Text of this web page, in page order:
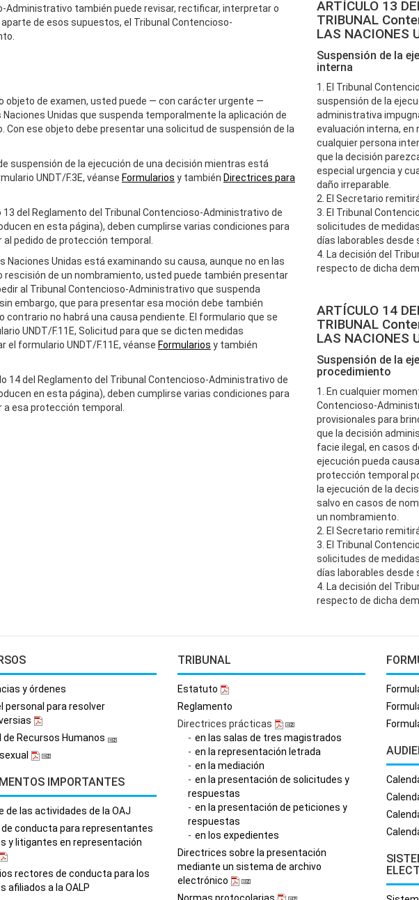
Administrativo también puede revisar, rectificar, interpretar o
de esos supuestos, el Tribunal Contencioso-
objeto de examen, usted puede — con carácter urgente —
Unidas que suspenda temporalmente la aplicación de
ese objeto debe presentar una solicitud de suspensión de la
suspensión de la ejecución de una decisión mientras está
UNDT/F.3E, véanse Formularios y también Directrices para
del Reglamento del Tribunal Contencioso-Administrativo de
en esta página), deben cumplirse varias condiciones para
pedido de protección temporal.
Unidas está examinando su causa, aunque no en las
de un nombramiento, usted puede también presentar
al Tribunal Contencioso-Administrativo que suspenda
embargo, que para presentar esa moción debe también
no habrá una causa pendiente. El formulario que se
UNDT/F.11E, Solicitud para que se dicten medidas
formulario UNDT/F.11E, véanse Formularios y también
14 del Reglamento del Tribunal Contencioso-Administrativo de
en esta página), deben cumplirse varias condiciones para
esa protección temporal.
ARTÍCULO 13
TRIBUNAL
LAS NACIONES
Suspensión de la
interna
1. El Tribunal
suspensión de la
administrativa
evaluación interna, en
cualquier persona
que la decisión
especial urgencia y
daño irreparable.
2. El Secretario
3. El Tribunal
solicitudes de
días laborables desde
4. La decisión del
respecto de dicha
ARTÍCULO 14
TRIBUNAL
LAS NACIONES
Suspensión de la
procedimiento
1. En cualquier
Contencioso-
provisionales para
que la decisión
facie ilegal, en casos
ejecución pueda
protección temporal
la ejecución de la
salvo en casos de
un nombramiento.
2. El Secretario
3. El Tribunal
solicitudes de
días laborables desde
4. La decisión del
respecto de dicha
y órdenes
personal para resolver
de Recursos Humanos
IMPORTANTES
de las actividades de la OAJ
de conducta para representantes
y litigantes en representación
rectores de conducta para los
afiliados a la OALP
TRIBUNAL
Estatuto
Reglamento
Directrices prácticas
en las salas de tres magistrados
en la representación letrada
en la mediación
en la presentación de solicitudes y
respuestas
en la presentación de peticiones y
respuestas
en los expedientes
Directrices sobre la presentación
mediante un sistema de archivo
electrónico